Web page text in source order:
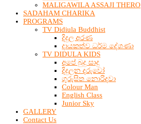
MALIGAWILA ASSAJI THERO
SADAHAM CHARIKA
PROGRAMS
TV Didiula Buddhist
දිදුල අරණ
දායකත්ව ධර්ම දේශණා
TV DIDULA KIDS
අපේ බුදු සාදු
දිදුලන දරුවෝ
ගුරුසිත නොරිදවා
Colour Man
English Class
Junior Sky
GALLERY
Contact Us